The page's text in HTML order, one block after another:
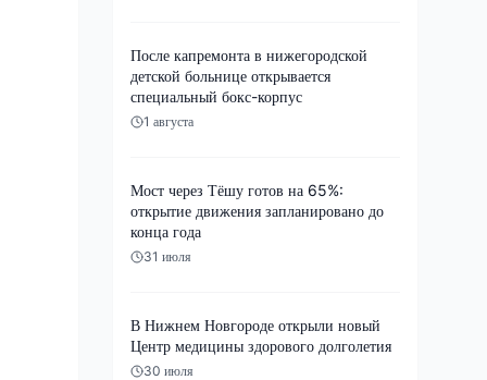
После капремонта в нижегородской
детской больнице открывается
специальный бокс-корпус
1 августа
Мост через Тёшу готов на 65%:
открытие движения запланировано до
конца года
31 июля
В Нижнем Новгороде открыли новый
Центр медицины здорового долголетия
30 июля